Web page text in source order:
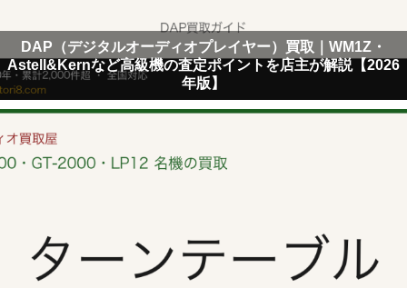
DAP（デジタルオーディオプレイヤー）買取｜WM1Z・
Astell&Kernなど高級機の査定ポイントを店主が解説【2026
年版】